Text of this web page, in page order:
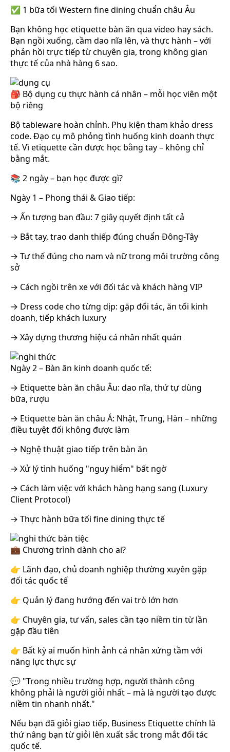
✅ 1 bữa tối Western fine dining chuẩn châu Âu
Bạn không học etiquette bàn ăn qua video hay sách.
Bạn ngồi xuống, cầm dao nĩa lên, và thực hành – với
phản hồi trực tiếp từ chuyên gia, trong không gian
thực tế của nhà hàng 6 sao.
🎒 Bộ dụng cụ thực hành cá nhân – mỗi học viên một
bộ riêng
Bộ tableware hoàn chỉnh. Phụ kiện tham khảo dress
code. Đạo cụ mô phỏng tình huống kinh doanh thực
tế. Vì etiquette cần được học bằng tay – không chỉ
bằng mắt.
📚 2 ngày – bạn học được gì?
Ngày 1 – Phong thái & Giao tiếp:
→ Ấn tượng ban đầu: 7 giây quyết định tất cả
→ Bắt tay, trao danh thiếp đúng chuẩn Đông-Tây
→ Tư thế đúng cho nam và nữ trong môi trường công
sở
→ Cách ngồi trên xe với đối tác và khách hàng VIP
→ Dress code cho từng dịp: gặp đối tác, ăn tối kinh
doanh, tiếp khách luxury
→ Xây dựng thương hiệu cá nhân nhất quán
Ngày 2 – Bàn ăn kinh doanh quốc tế:
→ Etiquette bàn ăn châu Âu: dao nĩa, thứ tự dùng
bữa, rượu
→ Etiquette bàn ăn châu Á: Nhật, Trung, Hàn – những
điều tuyệt đối không được làm
→ Nghệ thuật giao tiếp trên bàn ăn
→ Xử lý tình huống "nguy hiểm" bất ngờ
→ Cách làm việc với khách hàng hạng sang (Luxury
Client Protocol)
→ Thực hành bữa tối fine dining thực tế
💼 Chương trình dành cho ai?
👉 Lãnh đạo, chủ doanh nghiệp thường xuyên gặp
đối tác quốc tế
👉 Quản lý đang hướng đến vai trò lớn hơn
👉 Chuyên gia, tư vấn, sales cần tạo niềm tin từ lần
gặp đầu tiên
👉 Bất kỳ ai muốn hình ảnh cá nhân xứng tầm với
năng lực thực sự
💬 "Trong nhiều trường hợp, người thành công
không phải là người giỏi nhất – mà là người tạo được
niềm tin nhanh nhất."
Nếu bạn đã giỏi giao tiếp, Business Etiquette chính là
thứ nâng bạn từ giỏi lên xuất sắc trong mắt đối tác
quốc tế.